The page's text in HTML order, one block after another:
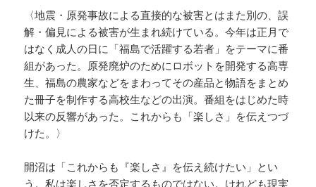
〈地震・原発事故による直接的な被害とはまた別の、誤
解・偏見による被害が生まれ続けている。今年は正月で
はなく成人の日に「福島で活躍する若者」をテーマに番
組があった。原発廃炉のためにロボットを開発する高専
生、福島の農家などをまわってその産品と物語をまとめ
た冊子を制作する高校生などの出演。番組をはじめた時
以来の反響があった。これからも「楽しさ」を伝えつづ
けた。〉
開沼は「これからも『楽しさ』を伝え続けたい」とい
う。私は楽しさを否定するものではない。けれども現実